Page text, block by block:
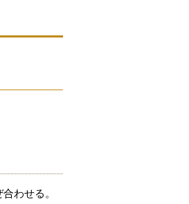
わせる。